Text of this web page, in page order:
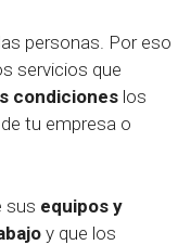
personas. Por eso
servicios que
condiciones los
tu empresa o
sus equipos y
y que los